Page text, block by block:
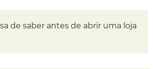
de saber antes de abrir uma loja